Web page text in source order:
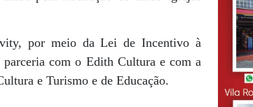
por meio da Lei de Incentivo à
com o Edith Cultura e com a
e Turismo e de Educação.